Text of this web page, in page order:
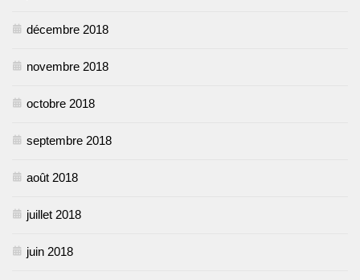
décembre 2018
novembre 2018
octobre 2018
septembre 2018
août 2018
juillet 2018
juin 2018